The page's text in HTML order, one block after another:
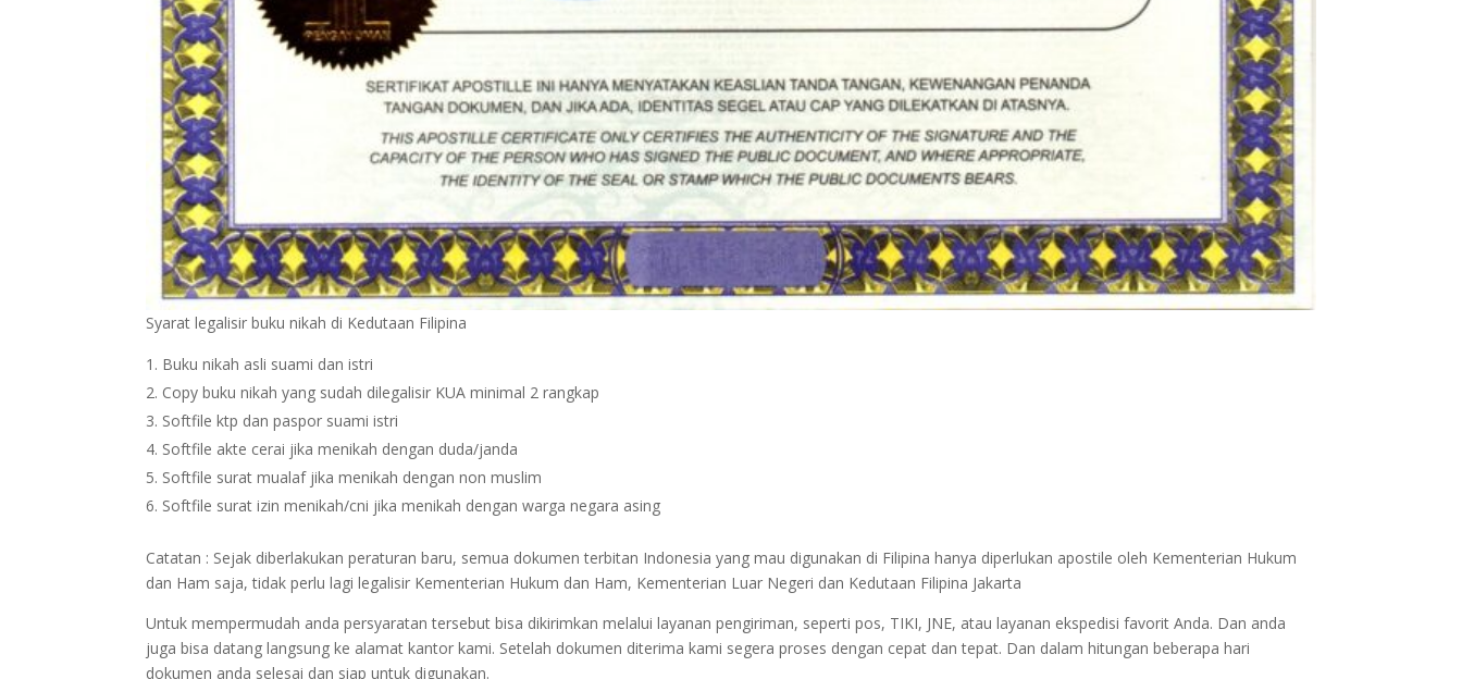
Syarat legalisir buku nikah di Kedutaan Filipina
Buku nikah asli suami dan istri
Copy buku nikah yang sudah dilegalisir KUA minimal 2 rangkap
Softfile ktp dan paspor suami istri
Softfile akte cerai jika menikah dengan duda/janda
Softfile surat mualaf jika menikah dengan non muslim
Softfile surat izin menikah/cni jika menikah dengan warga negara asing
Catatan : Sejak diberlakukan peraturan baru, semua dokumen terbitan Indonesia yang mau digunakan di Filipina hanya diperlukan apostile oleh Kementerian Hukum
dan Ham saja, tidak perlu lagi legalisir Kementerian Hukum dan Ham, Kementerian Luar Negeri dan Kedutaan Filipina Jakarta
Untuk mempermudah anda persyaratan tersebut bisa dikirimkan melalui layanan pengiriman, seperti pos, TIKI, JNE, atau layanan ekspedisi favorit Anda. Dan anda
juga bisa datang langsung ke alamat kantor kami. Setelah dokumen diterima kami segera proses dengan cepat dan tepat. Dan dalam hitungan beberapa hari
dokumen anda selesai dan siap untuk digunakan.